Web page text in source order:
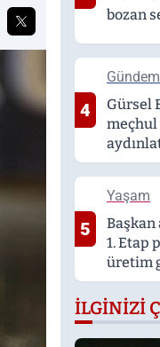
bozan
4
Gündem
Gürsel
5
Yaşam
Başkan
1. Etap
üretim
artacak’
İLGINIZI